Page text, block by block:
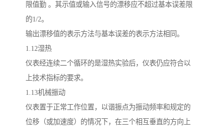
限值勤 。其示值或输入信号的漂移应不超过基本误差限
的1/2。
输出漂移值的表示方法与基本误差的表示方法相同。
1.12湿热
仪表经连续二个循环的是湿热实验后，仪表仍应符合以
上技术指标的要求。
1.13机械振动
仪表置于正常工作位置，以谐振点为振动频率和规定的
位移（或加速度）的情况下，在三个相互垂直的方向上